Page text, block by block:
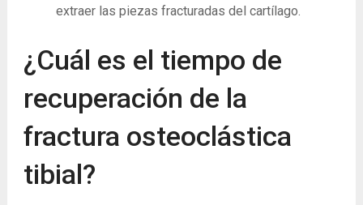
extraer las piezas fracturadas del cartílago.
¿Cuál es el tiempo de
recuperación de la
fractura osteoclástica
tibial?